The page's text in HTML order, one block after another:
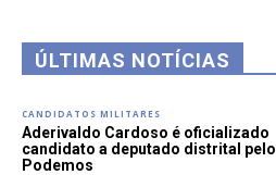
ÚLTIMAS NOTÍCIAS
CANDIDATOS MILITARES
Aderivaldo Cardoso é oficializado
candidato a deputado distrital pelo
Podemos